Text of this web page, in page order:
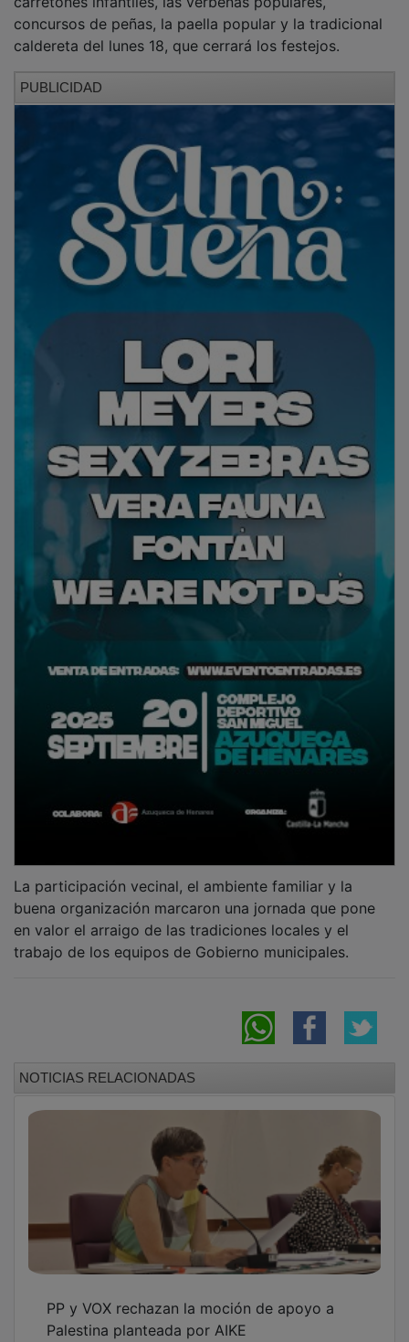
concursos de peñas, la paella popular y la tradicional
caldereta del lunes 18, que cerrará los festejos.
buena organización marcaron una jornada que pone
en valor el arraigo de las tradiciones locales y el
trabajo de los equipos de Gobierno municipales.
Palestina planteada por AIKE